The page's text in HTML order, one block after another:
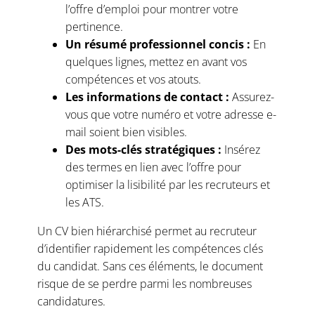
l’offre d’emploi pour montrer votre
pertinence.
Un résumé professionnel concis : En
quelques lignes, mettez en avant vos
compétences et vos atouts.
Les informations de contact : Assurez-
vous que votre numéro et votre adresse e-
mail soient bien visibles.
Des mots-clés stratégiques : Insérez
des termes en lien avec l’offre pour
optimiser la lisibilité par les recruteurs et
les ATS.
Un CV bien hiérarchisé permet au recruteur
d’identifier rapidement les compétences clés
du candidat. Sans ces éléments, le document
risque de se perdre parmi les nombreuses
candidatures.